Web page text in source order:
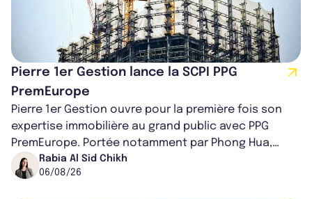
Pierre 1er Gestion lance la SCPI PPG
PremEurope
Pierre 1er Gestion ouvre pour la première fois son
expertise immobilière au grand public avec PPG
PremEurope. Portée notamment par Phong Hua,
ancien directeur des investissements d...
Rabia Al Sid Chikh
06/08/26